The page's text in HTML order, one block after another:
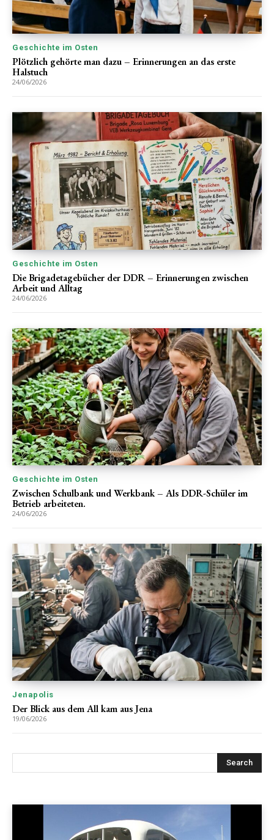
Geschichte im Osten
Plötzlich gehörte man dazu – Erinnerungen an das erste
Halstuch
24/06/2026
Geschichte im Osten
Die Brigadetagebücher der DDR – Erinnerungen zwischen
Arbeit und Alltag
24/06/2026
Geschichte im Osten
Zwischen Schulbank und Werkbank – Als DDR-Schüler im
Betrieb arbeiteten.
24/06/2026
Jenapolis
Der Blick aus dem All kam aus Jena
19/06/2026